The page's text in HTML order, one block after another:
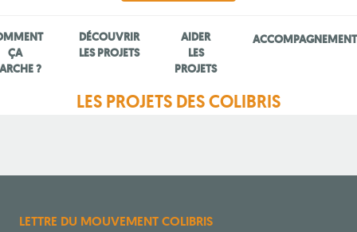
ÇA
?
DÉCOUVRIR
LES PROJETS
AIDER
LES
PROJETS
ACCOMPAGNEMENT
LES PROJETS DES COLIBRIS
LETTRE DU MOUVEMENT COLIBRIS